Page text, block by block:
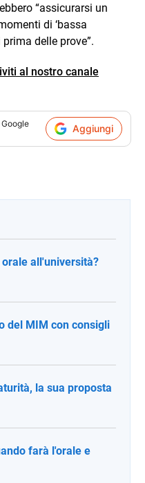
“assicurarsi un
di ‘bassa
delle prove”.
al nostro canale
Aggiungi
all'università?
del MIM con consigli
la sua proposta
farà l'orale e